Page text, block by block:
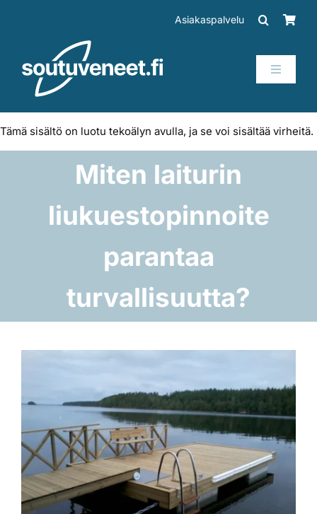
Asiakaspalvelu
Toggle
Perämoottorit
Tarvikkeet
Rahoitus
Asiakaskokemuksia
Tämä sisältö on luotu tekoälyn avulla, ja se voi sisältää virheitä.
Miten laiturin
liukuestopinnoite
parantaa
turvallisuutta?